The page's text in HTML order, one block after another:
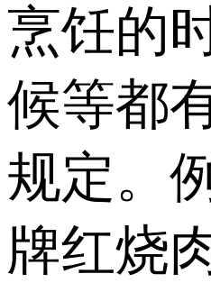
烹饪的
候等都
规定。
牌红烧